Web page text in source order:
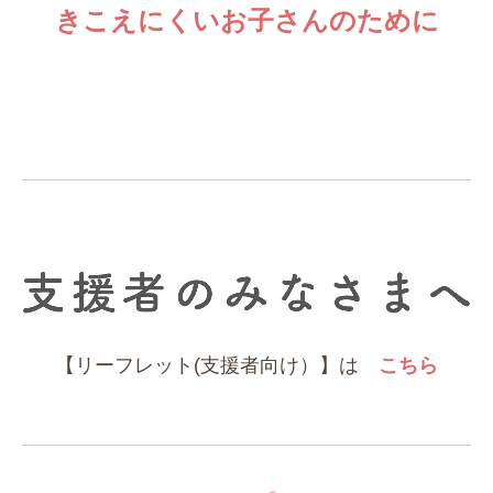
きこえにくいお子さんのために
【リーフレット(支援者向け）】は こちら